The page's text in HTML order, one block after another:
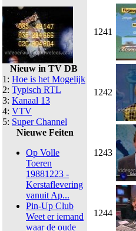
Nieuw in TV DB
1: Hoe is het Mogelijk
2: Typisch RTL
3: Kanaal 13
4: VTV
5: Super Channel
Nieuwe Feiten
Op Volle
Toeren
19881223 -
Kerstaflevering
vanuit Ap...
Pin-Up Club
Weet er iemand
waar de oude
1241
1242
1243
1244